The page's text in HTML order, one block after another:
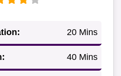
20 Mins
40 Mins